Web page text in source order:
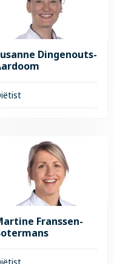
Dingenouts-
Franssen-